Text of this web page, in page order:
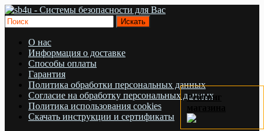
О нас
Информация о доставке
Cпособы оплаты
Гарантия
Политика обработки персональных данных
Согласие на обработку персональных данных
Политика использования cookies
Скачать инструкции и сертификаты
Рейтинг